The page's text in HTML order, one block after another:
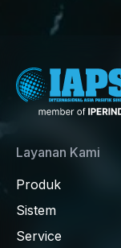
Layanan Kami
Produk
Sistem
Service